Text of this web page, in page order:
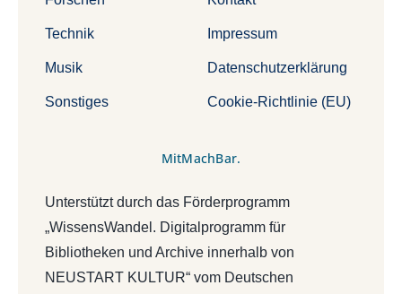
Technik
Musik
Sonstiges
Impressum
Datenschutzerklärung
Cookie-Richtlinie (EU)
MitMachBar.
Unterstützt durch das Förderprogramm
„WissensWandel. Digitalprogramm für
Bibliotheken und Archive innerhalb von
NEUSTART KULTUR“ vom Deutschen